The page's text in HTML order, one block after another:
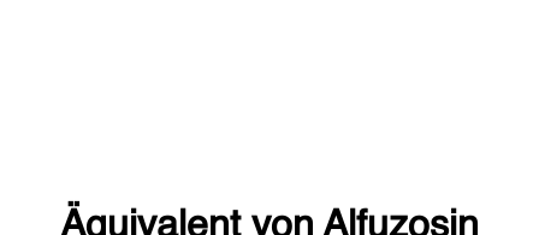
Äquivalent von Alfuzosin